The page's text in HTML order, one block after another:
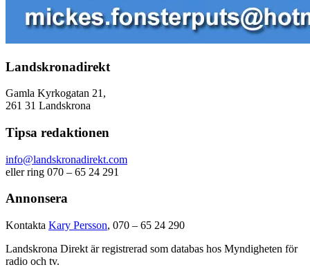
Landskronadirekt
Gamla Kyrkogatan 21,
261 31 Landskrona
Tipsa redaktionen
info@landskronadirekt.com
eller ring 070 – 65 24 291
Annonsera
Kontakta Kary Persson, 070 – 65 24 290
Landskrona Direkt är registrerad som databas hos Myndigheten för
radio och tv.